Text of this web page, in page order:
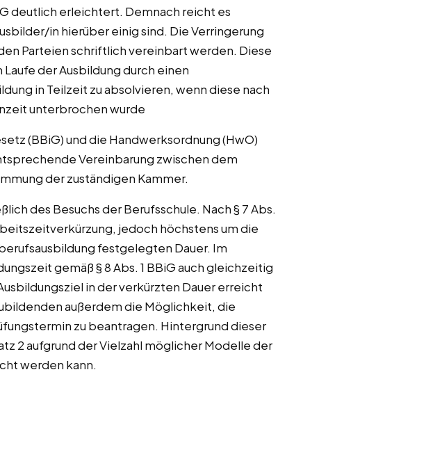
deutlich erleichtert. Demnach reicht es
in hierüber einig sind. Die Verringerung
Parteien schriftlich vereinbart werden. Diese
der Ausbildung durch einen
in Teilzeit zu absolvieren, wenn diese nach
unterbrochen wurde
(BBiG) und die Handwerksordnung (HwO)
Vereinbarung zwischen dem
der zuständigen Kammer.
des Besuchs der Berufsschule. Nach § 7 Abs.
jedoch höchstens um die
festgelegten Dauer. Im
gemäß § 8 Abs. 1 BBiG auch gleichzeitig
in der verkürzten Dauer erreicht
außerdem die Möglichkeit, die
zu beantragen. Hintergrund dieser
2 aufgrund der Vielzahl möglicher Modelle der
werden kann.